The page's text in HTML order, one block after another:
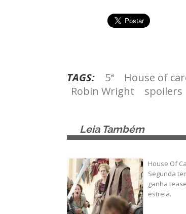
TAGS: 5ª House of
Robin Wright
spoilers
Leia Também
House Of
Segunda
ganha
estreia.